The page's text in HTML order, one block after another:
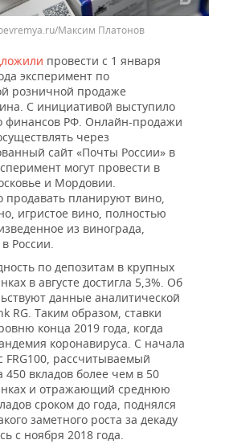
Максим Платонов
провести с 1 января
эксперимент по
розничной продаже
С инициативой выступило
финансов РФ. Онлайн-продажи
через
сайт «Почты России» в
могут провести в
и Мордовии.
продавать планируют вино,
игристое вино, полностью
из винограда,
России.
по депозитам в крупных
в августе достигла 5,3%. Об
данные аналитической
RG. Таким образом, ставки
конца 2019 года, когда
коронавируса. С начала
FRG100, рассчитываемый
450 вкладов более чем в 50
и отражающий среднюю
сроком до года, поднялся
заметного роста за декаду
с ноября 2018 года.